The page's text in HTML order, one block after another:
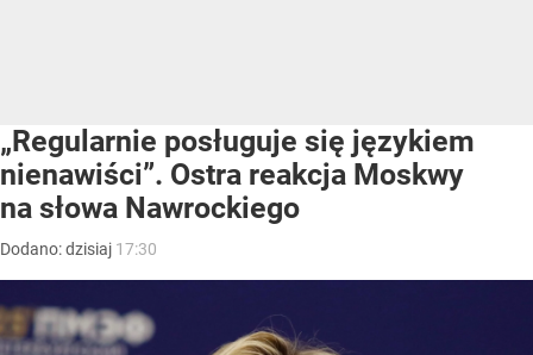
„Regularnie posługuje się językiem
nienawiści”. Ostra reakcja Moskwy
na słowa Nawrockiego
Dodano:dzisiaj 17:30